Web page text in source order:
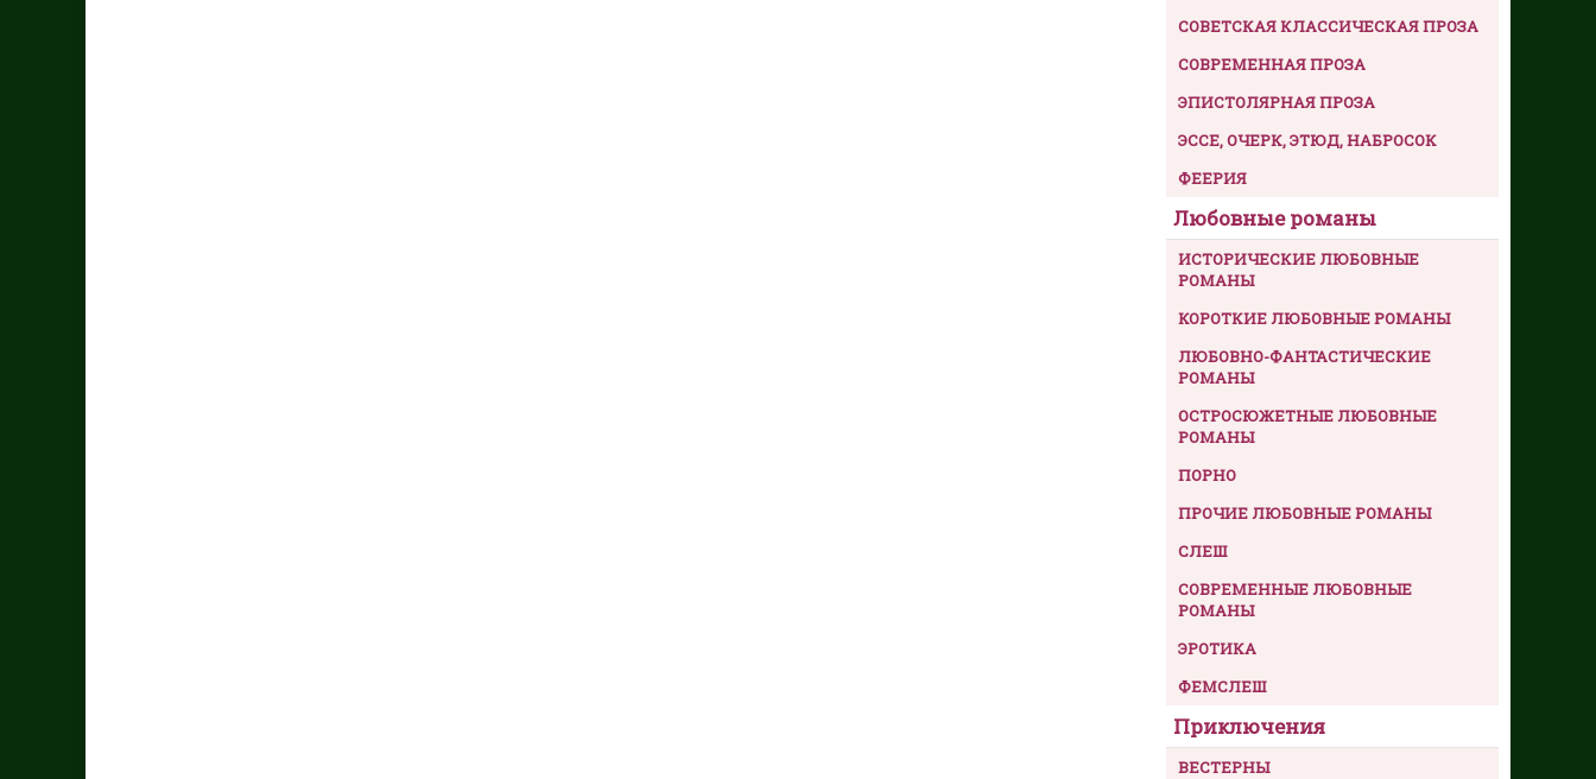
СОВЕТСКАЯ КЛАССИЧЕСКАЯ ПРОЗА
СОВРЕМЕННАЯ ПРОЗА
ЭПИСТОЛЯРНАЯ ПРОЗА
ЭССЕ, ОЧЕРК, ЭТЮД, НАБРОСОК
ФЕЕРИЯ
Любовные романы
ИСТОРИЧЕСКИЕ ЛЮБОВНЫЕ
РОМАНЫ
КОРОТКИЕ ЛЮБОВНЫЕ РОМАНЫ
ЛЮБОВНО-ФАНТАСТИЧЕСКИЕ
РОМАНЫ
ОСТРОСЮЖЕТНЫЕ ЛЮБОВНЫЕ
РОМАНЫ
ПОРНО
ПРОЧИЕ ЛЮБОВНЫЕ РОМАНЫ
СЛЕШ
СОВРЕМЕННЫЕ ЛЮБОВНЫЕ
РОМАНЫ
ЭРОТИКА
ФЕМСЛЕШ
Приключения
ВЕСТЕРНЫ